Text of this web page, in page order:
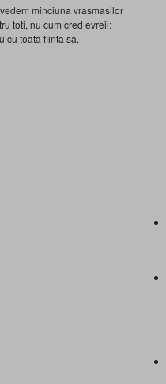
minciuna vrasmasilor
toti, nu cum cred evreii:
cu toata fiinta sa.